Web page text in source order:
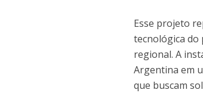
Esse projeto
tecnológica do
regional. A
Argentina em
que buscam